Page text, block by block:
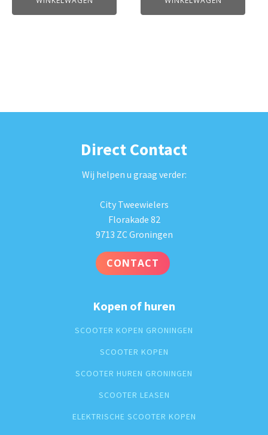
Direct Contact
Wij helpen u graag verder:
City Tweewielers
Florakade 82
9713 ZC Groningen
CONTACT
Kopen of huren
SCOOTER KOPEN GRONINGEN
SCOOTER KOPEN
SCOOTER HUREN GRONINGEN
SCOOTER LEASEN
ELEKTRISCHE SCOOTER KOPEN